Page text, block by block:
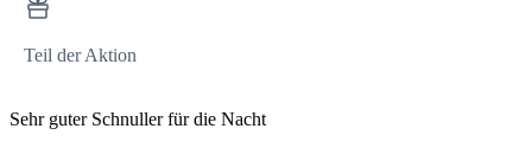
Teil der Aktion
Sehr guter Schnuller für die Nacht